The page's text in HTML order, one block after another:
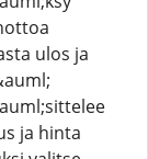
ulos ja
ja hinta